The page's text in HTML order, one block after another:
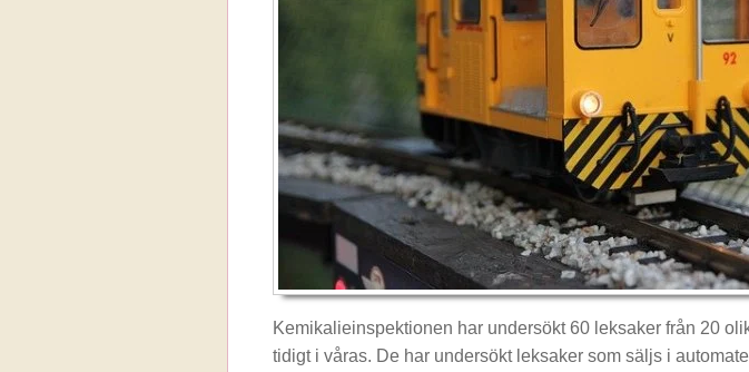
Kemikalieinspektionen har undersökt 60 leksaker från 20
tidigt i våras. De har undersökt leksaker som säljs i